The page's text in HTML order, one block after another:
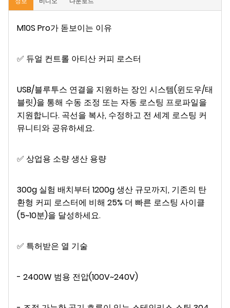
M10S Pro가 돋보이는 이유
✅ 듀얼 컨트롤 아티산 커피 로스터
USB/블루투스 연결을 지원하는 장인 시스템(윈도우/태
블릿)을 통해 수동 조정 또는 자동 로스팅 프로파일을
지원합니다. 곡선을 복사, 수정하고 전 세계 로스팅 커
뮤니티와 공유하세요.
✅ 상업용 소량 생산 용량
300g 실험 배치부터 1200g 생산 규모까지, 기존의 탄
환형 커피 로스터에 비해 25% 더 빠른 로스팅 사이클
(5~10분)을 달성하세요.
✅ 특허받은 열 기술
- 2400W 범용 전압(100V~240V)